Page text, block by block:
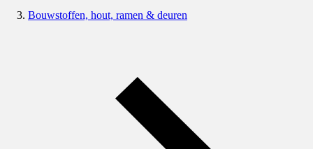
Bouwstoffen, hout, ramen & deuren